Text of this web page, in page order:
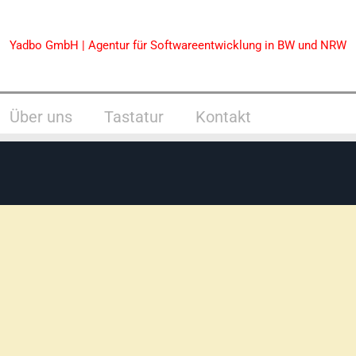
Yadbo GmbH | Agentur für Softwareentwicklung in BW und NRW
Über uns Tastatur Kontakt